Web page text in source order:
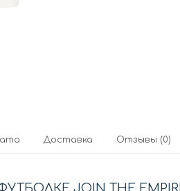
Доставка Отзывы (0)
JOIN THE